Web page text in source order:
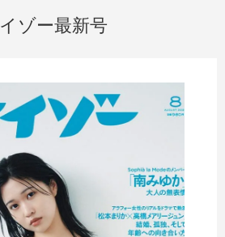
ゾー最新号